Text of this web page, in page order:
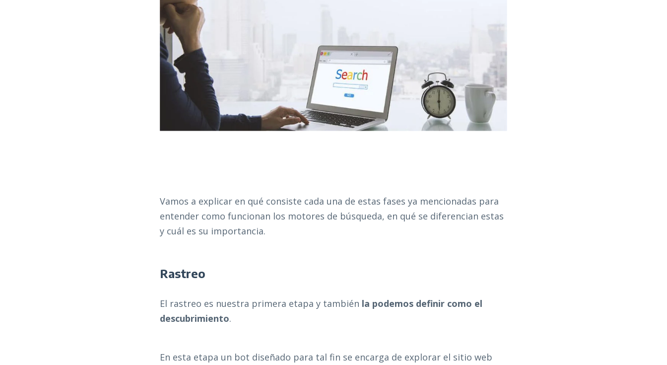
Vamos a explicar en qué consiste cada una de estas fases ya mencionadas para
entender como funcionan los motores de búsqueda, en qué se diferencian estas
y cuál es su importancia.
Rastreo
El rastreo es nuestra primera etapa y también la podemos definir como el
descubrimiento.
En esta etapa un bot diseñado para tal fin se encarga de explorar el sitio web